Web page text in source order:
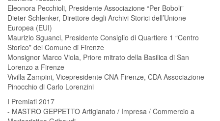
Eleonora Pecchioli, Presidente Associazione “Per Boboli”
Dieter Schlenker, Direttore degli Archivi Storici dell’Unione
Europea (EUI)
Maurizio Sguanci, Presidente Consiglio di Quartiere 1 “Centro
Storico” del Comune di Firenze
Monsignor Marco Viola, Priore mitrato della Basilica di San
Lorenzo a Firenze
Vivilla Zampini, Vicepresidente CNA Firenze, CDA Associazione
Pinocchio di Carlo Lorenzini
I Premiati 2017
- MASTRO GEPPETTO Artigianato / Impresa / Commercio a